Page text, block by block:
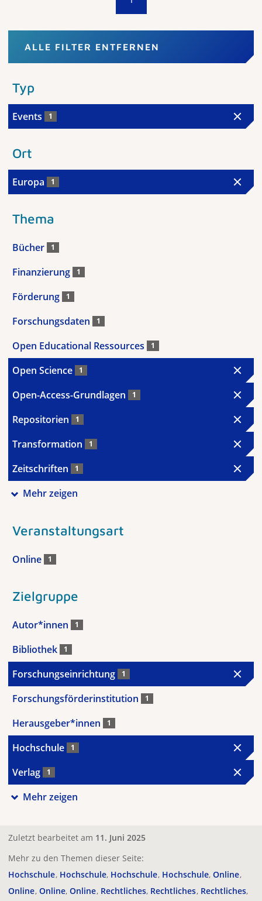
ALLE FILTER ENTFERNEN
Typ
Events 1
Ort
Europa 1
Thema
Bücher 1
Finanzierung 1
Förderung 1
Forschungsdaten 1
Open Educational Ressources 1
Open Science 1
Open-Access-Grundlagen 1
Repositorien 1
Transformation 1
Zeitschriften 1
Mehr zeigen
Veranstaltungsart
Online 1
Zielgruppe
Autor*innen 1
Bibliothek 1
Forschungseinrichtung 1
Forschungsförderinstitution 1
Herausgeber*innen 1
Hochschule 1
Verlag 1
Mehr zeigen
Zuletzt bearbeitet am 11. Juni 2025
Mehr zu den Themen dieser Seite:
Hochschule Hochschule Hochschule Hochschule Online
Online Online Online Rechtliches Rechtliches Rechtliches